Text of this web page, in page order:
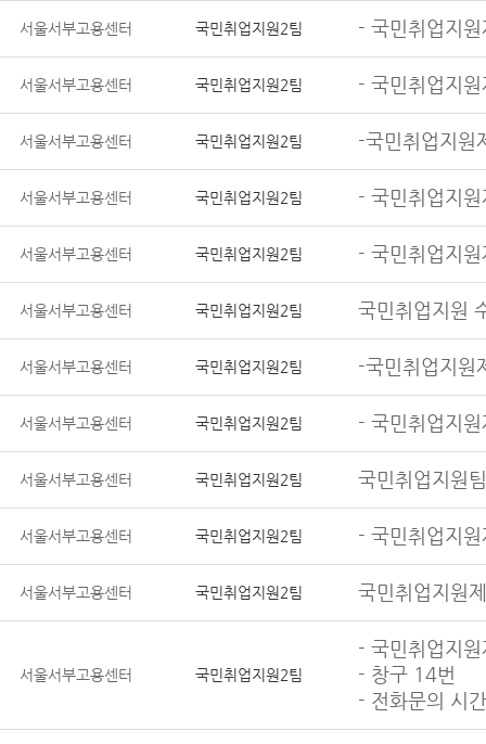
서울서부고용센터 국민취업지원2팀 - 국민취업지
서울서부고용센터 국민취업지원2팀 - 국민취업지
서울서부고용센터 국민취업지원2팀 -국민취업지원
서울서부고용센터 국민취업지원2팀 - 국민취업지
서울서부고용센터 국민취업지원2팀 - 국민취업지
서울서부고용센터 국민취업지원2팀 국민취업지원
서울서부고용센터 국민취업지원2팀 -국민취업지원
서울서부고용센터 국민취업지원2팀 - 국민취업지
서울서부고용센터 국민취업지원2팀 국민취업지원
서울서부고용센터 국민취업지원2팀 - 국민취업지
서울서부고용센터 국민취업지원2팀 국민취업지원
서울서부고용센터 국민취업지원2팀
- 국민취업지
- 창구 14번
- 전화문의 시